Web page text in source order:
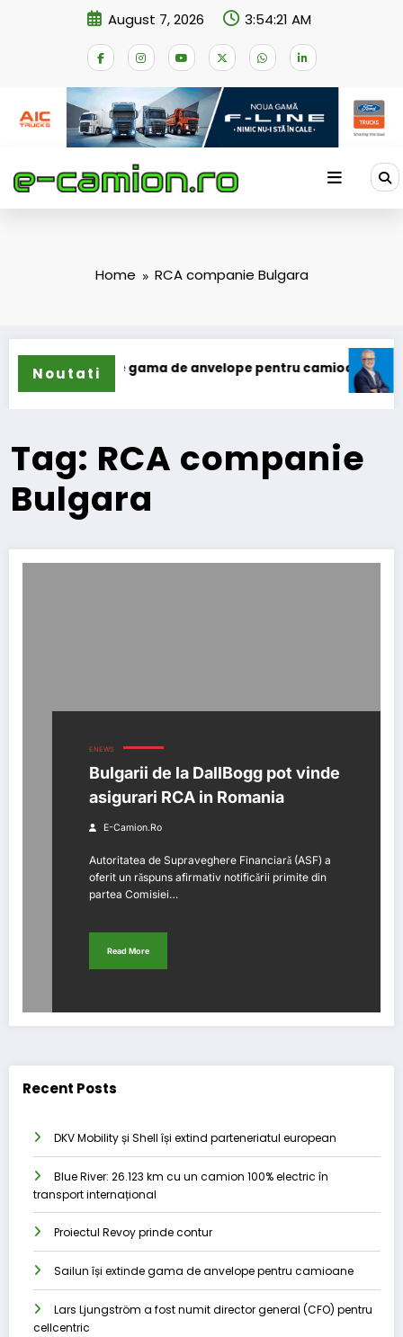
August 7, 2026 3:54:21 AM
Home RCA companie Bulgara
Noutati
își extinde gama de anvelope pentru camioane Lars
Tag: RCA companie
Bulgara
ENEWS
Bulgarii de la DallBogg pot vinde
asigurari RCA in Romania
E-Camion.ro
Autoritatea de Supraveghere Financiară (ASF) a
oferit un răspuns afirmativ notificării primite din
partea Comisiei…
Read More
Recent Posts
DKV Mobility și Shell își extind parteneriatul european
Blue River: 26.123 km cu un camion 100% electric în
transport internațional
Proiectul Revoy prinde contur
Sailun își extinde gama de anvelope pentru camioane
Lars Ljungström a fost numit director general (CFO) pentru
cellcentric